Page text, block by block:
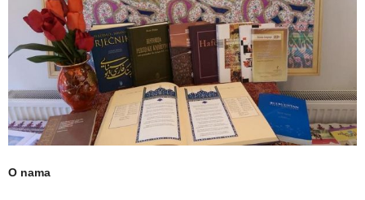
O nama